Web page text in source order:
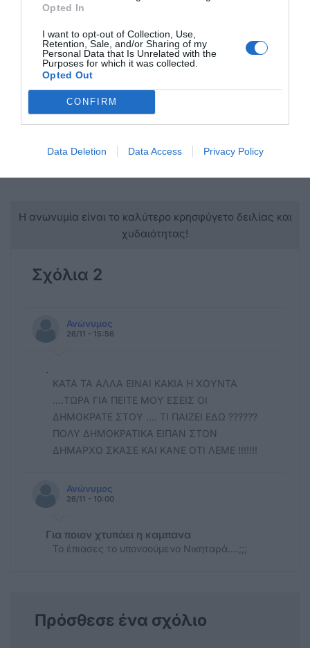
Opted In
I want to opt-out of Collection, Use,
Retention, Sale, and/or Sharing of my
Personal Data that Is Unrelated with the
Purposes for which it was collected.
Opted Out
CONFIRM
Data Deletion Data Access Privacy Policy
Πούτιν, χαρακτηρίζοντάς το «συγκλονιστικό» και
«κυνικό, αλλά πραγματικό». Υπογράμμισε ότι
τέτοιου είδους μαρτυρίες έχουν πολιτική αξία,
ανεξαρτήτως κομματικής τοποθέτησης.
Η ανωνυμία είναι το καλύτερο κρησφύγετο δειλίας και
χυδαιότητας!
Σχόλια 2
Ανώνυμος
26/11 - 15:56
.
ΚΑΤΑ ΤΑ ΑΛΛΑ ΕΙΝΑΙ ΚΑΚΙΑ Η ΧΟΥΝΤΑ
....ΤΩΡΑ ΓΙΑ ΠΕΙΤΕ ΜΟΥ ΕΣΕΙΣ ΟΙ
ΔΗΜΟΚΡΑΤΕ ΣΤΟΥ .... ΤΙ ΠΑΙΖΕΙ ΕΔΩ ??????
ΠΟΛΥ ΔΗΜΟΚΡΑΤΙΚΑ ΕΙΠΑΝ ΣΤΟΝ
ΔΗΜΑΡΧΟ ΣΚΑΣΕ ΚΑΙ ΚΑΝΕ ΟΤΙ ΛΕΜΕ !!!!!!!
Ανώνυμος
26/11 - 10:00
Για ποιον χτυπάει η καμπανα
Το έπιασες το υπονοούμενο Νικηταρά....;;;
Πρόσθεσε ένα σχόλιο